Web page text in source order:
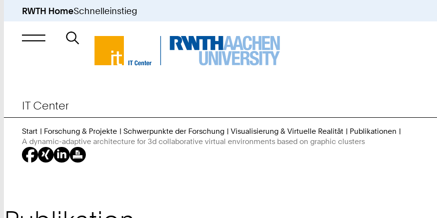
RWTH HomeSchnelleinstieg
Suche
nach
IT Center
Start Forschung & Projekte Schwerpunkte der Forschung Visualisierung & Virtuelle Realität
Publikationen
A dynamic-adaptive architecture for 3d collaborative virtual environments based on graphic clusters